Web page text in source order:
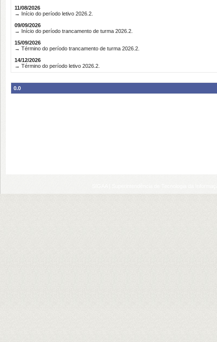
11/08/2026
→ Início do período letivo 2026.2.
09/09/2026
→ Início do período trancamento de turma 2026.2.
15/09/2026
→ Término do período trancamento de turma 2026.2.
14/12/2026
→ Término do período letivo 2026.2.
0.0